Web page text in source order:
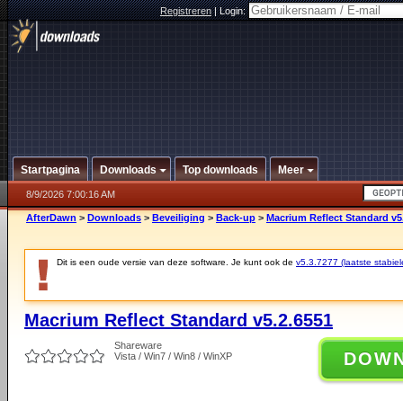
Registreren|Login:
Startpagina Downloads Top downloads Meer
8/9/2026 7:00:16 AM
AfterDawn > Downloads > Beveiliging > Back-up > Macrium Reflect Standard
Dit is een oude versie van deze software. Je kunt ook de v5.3.7277 (laatste
Macrium Reflect Standard v5.2.6551
Shareware
Vista / Win7 / Win8 / WinXP